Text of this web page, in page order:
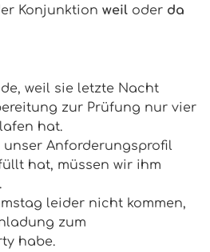
Konjunktion weil oder da
weil sie letzte Nacht
zur Prüfung nur vier
hat.
unser Anforderungsprofil
hat, müssen wir ihm
leider nicht kommen,
zum
habe.